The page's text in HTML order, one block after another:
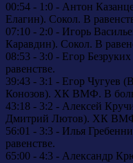
00:54 - 1:0 - Антон
Елагин). Сокол. В
07:10 - 2:0 - Игорь
Каравдин). Сокол. В
08:53 - 3:0 - Егор
равенстве.
39:43 - 3:1 - Егор Чугуев
Конозов). ХК ВМФ. В
43:18 - 3:2 - Алексей
Дмитрий Лютов). ХК
56:01 - 3:3 - Илья
равенстве.
65:00 - 4:3 - Александр